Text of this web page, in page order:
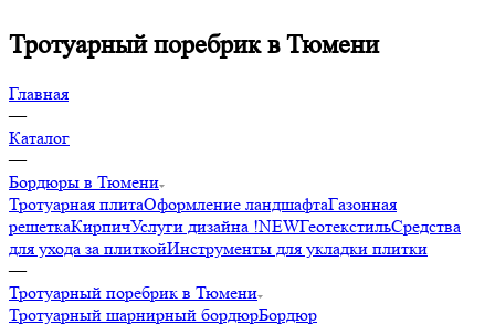
Тротуарный поребрик в Тюмени
Главная
—
Каталог
—
Бордюры в Тюмени
Тротуарная плитаОформление ландшафтаГазонная
решеткаКирпичУслуги дизайна !NEWГеотекстильСредства
для ухода за плиткойИнструменты для укладки плитки
—
Тротуарный поребрик в Тюмени
Тротуарный шарнирный бордюрБордюр